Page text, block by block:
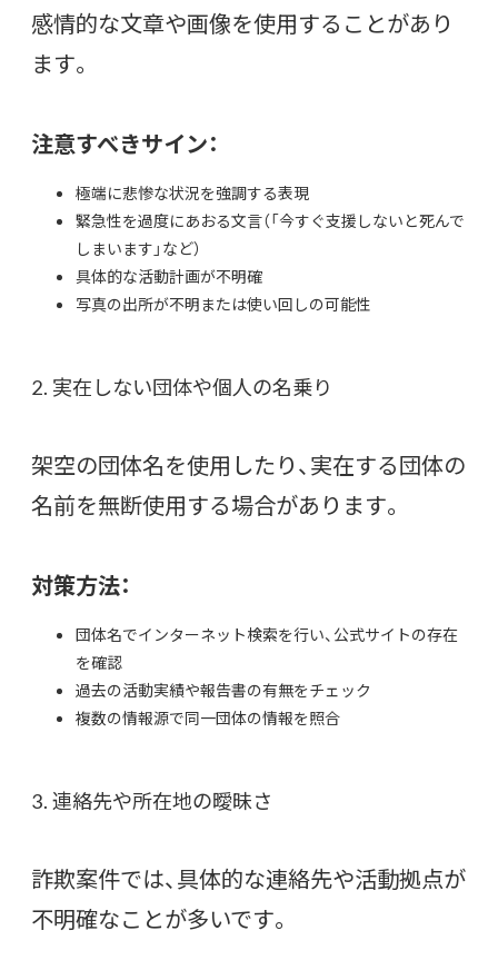
感情的な文章や画像を使用することがあり
ます。
注意すべきサイン：
極端に悲惨な状況を強調する表現
緊急性を過度にあおる文言（「今すぐ支援しないと死んで
しまいます」など）
具体的な活動計画が不明確
写真の出所が不明または使い回しの可能性
2. 実在しない団体や個人の名乗り
架空の団体名を使用したり、実在する団体の
名前を無断使用する場合があります。
対策方法：
団体名でインターネット検索を行い、公式サイトの存在
を確認
過去の活動実績や報告書の有無をチェック
複数の情報源で同一団体の情報を照合
3. 連絡先や所在地の曖昧さ
詐欺案件では、具体的な連絡先や活動拠点が
不明確なことが多いです。